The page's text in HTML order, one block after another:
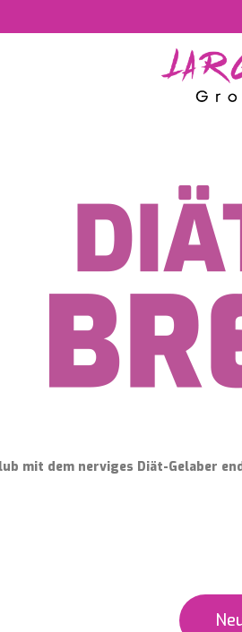
mit dem nerviges Diät-Gelaber